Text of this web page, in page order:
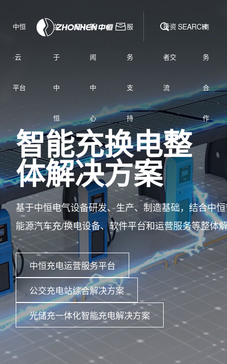
中恒
·云
平台
关
于
中
恒
新
闻
中
心
服
务
支
持
投资
者交
流
商
务
合
作
SEARCH
EN
智能充换电整
体解决方案
基于中恒电气设备研发、生产、制造基础，结合中
能源汽车充/换电设备、软件平台和运营服务等整体
中恒充电运营服务平台
公交充电站综合解决方案
光储充一体化智能充电解决方案